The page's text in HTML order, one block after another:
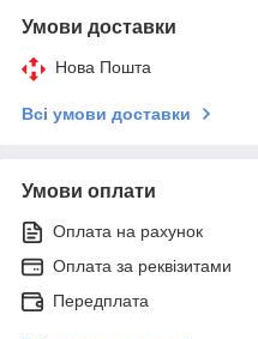
Умови доставки
Нова Пошта
Всі умови доставки
Умови оплати
Оплата на рахунок
Оплата за реквізитами
Передплата